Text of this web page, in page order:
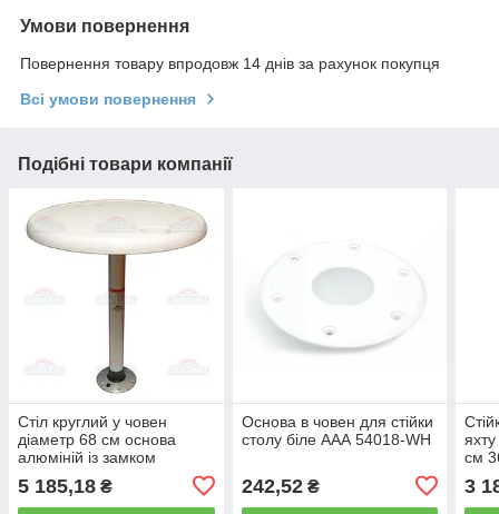
Умови повернення
Повернення товару впродовж 14 днів за рахунок покупця
Всі умови повернення
Подібні товари компанії
Стіл круглий у човен
діаметр 68 см основа
алюміній із замком
5 185,18 ₴
Основа в човен для стійки
столу біле ААА 54018-WH
242,52₴
см
3